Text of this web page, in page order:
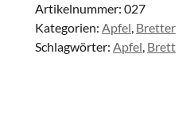
Artikelnummer: 027
Kategorien: Apfel, Bretter
Schlagwörter: Apfel, Brett